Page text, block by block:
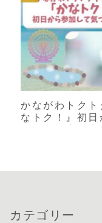
かながわトク
なトク！』初日
カテゴリー